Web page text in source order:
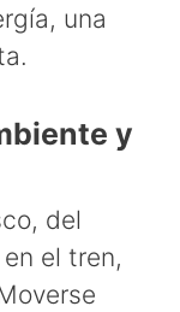
una
y
del
el tren,